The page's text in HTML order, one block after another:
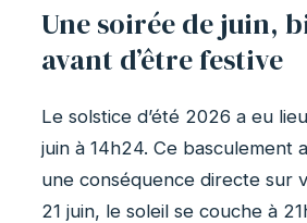
Une soirée de juin,
avant d’être festive
Le solstice d’été 2026 a eu
juin à 14h24. Ce basculement
une conséquence directe sur
21 juin, le soleil se couche à